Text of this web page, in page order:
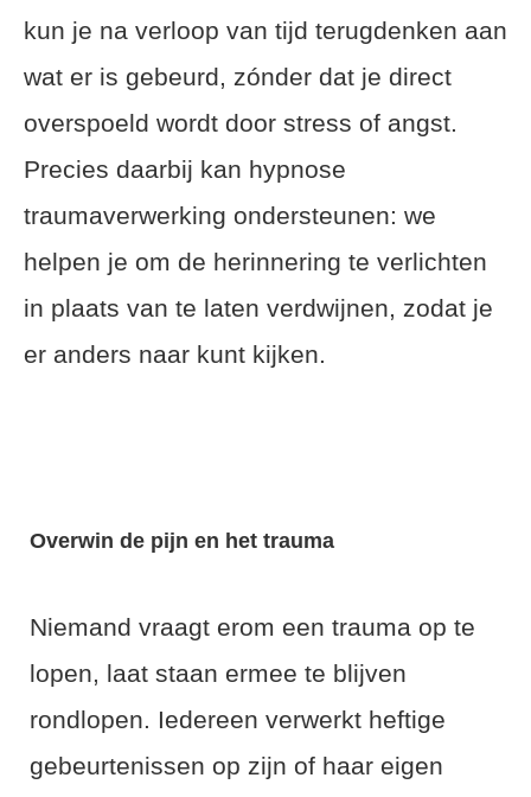
kun je na verloop van tijd terugdenken aan
wat er is gebeurd, zónder dat je direct
overspoeld wordt door stress of angst.
Precies daarbij kan hypnose
traumaverwerking ondersteunen: we
helpen je om de herinnering te verlichten
in plaats van te laten verdwijnen, zodat je
er anders naar kunt kijken.
Overwin de pijn en het trauma
Niemand vraagt erom een trauma op te
lopen, laat staan ermee te blijven
rondlopen. Iedereen verwerkt heftige
gebeurtenissen op zijn of haar eigen